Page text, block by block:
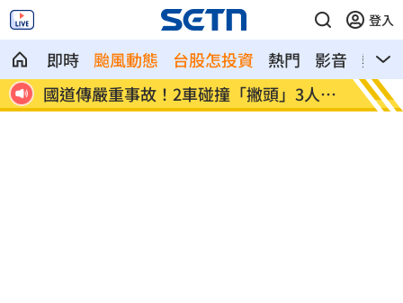
登入
即時 颱風動態 台股怎投資 熱門 影音
熱搜
送
盤前／台指夜盤彈285點 台股拚延續反
彈
美股
點